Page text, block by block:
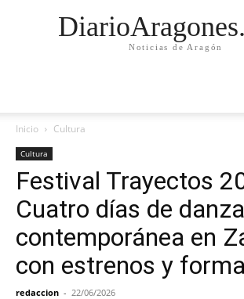
Noticias de Aragón
Inicio Cultura
Cultura
Festival Trayectos
Cuatro días de danza
contemporánea en
con estrenos y
redaccion - 22/06/2026